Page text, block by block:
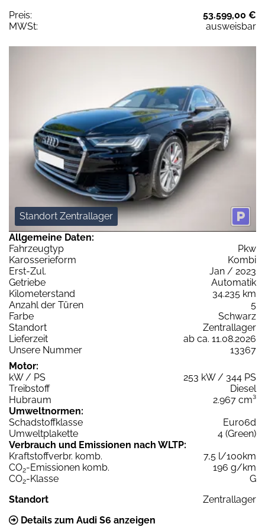
Preis:
53.599,00 €
MWSt:
ausweisbar
Standort Zentrallager
Allgemeine Daten:
Fahrzeugtyp
Pkw
Karosserieform
Kombi
Erst-Zul.
Jan / 2023
Getriebe
Automatik
Kilometerstand
34.235 km
Anzahl der Türen
5
Farbe
Schwarz
Standort
Zentrallager
Lieferzeit
ab ca. 11.08.2026
Unsere Nummer
13367
Motor:
kW / PS
253 kW / 344 PS
Treibstoff
Diesel
Hubraum
2.967 cm³
Umweltnormen:
Schadstoffklasse
Euro6d
Umweltplakette
4 (Green)
Verbrauch und Emissionen nach WLTP:
Kraftstoffverbr. komb.
7,5 l/100km
CO2-Emissionen komb.
196 g/km
CO2-Klasse
G
Standort
Zentrallager
Details zum Audi S6 anzeigen